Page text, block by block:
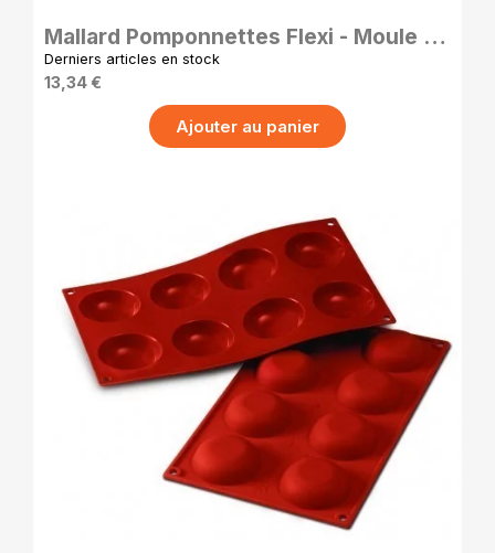
Mallard Pomponnettes Flexi - Moule à
Pomponnettes en Silicone - 3.4 cm -
ht 1.6 cm
Derniers articles en stock
13,34 €
Ajouter au panier